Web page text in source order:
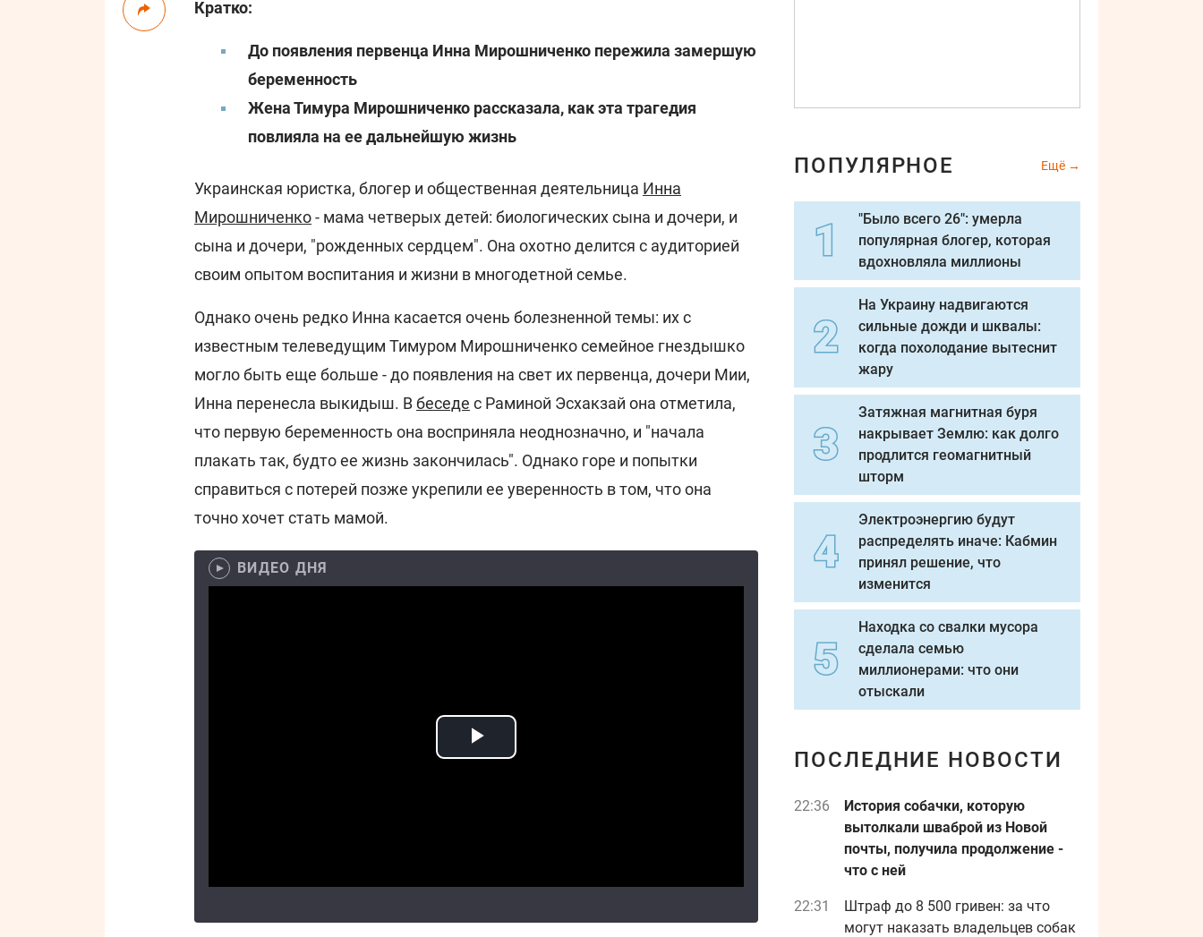
Кратко:
До появления первенца Инна Мирошниченко пережила замершую
беременность
Жена Тимура Мирошниченко рассказала, как эта трагедия
повлияла на ее дальнейшую жизнь
Украинская юристка, блогер и общественная деятельница Инна
Мирошниченко- мама четверых детей: биологических сына и дочери, и
сына и дочери, "рожденных сердцем". Она охотно делится с аудиторией
своим опытом воспитания и жизни в многодетной семье.
Однако очень редко Инна касается очень болезненной темы: их с
известным телеведущим Тимуром Мирошниченко семейное гнездышко
могло быть еще больше - до появления на свет их первенца, дочери Мии,
Инна перенесла выкидыш. Вбеседе с Раминой Эсхакзай она отметила,
что первую беременность она восприняла неоднозначно, и "начала
плакать так, будто ее жизнь закончилась". Однако горе и попытки
справиться с потерей позже укрепили ее уверенность в том, что она
точно хочет стать мамой.
ВИДЕО ДНЯ
ПОПУЛЯРНОЕ Ещё
"Было всего 26": умерла
популярная блогер, которая
вдохновляла миллионы
На Украину надвигаются
сильные дожди и шквалы:
когда похолодание вытеснит
жару
Затяжная магнитная буря
накрывает Землю: как долго
продлится геомагнитный
шторм
Электроэнергию будут
распределять иначе: Кабмин
принял решение, что
изменится
Находка со свалки мусора
сделала семью
миллионерами: что они
отыскали
ПОСЛЕДНИЕ НОВОСТИ
22:36
История собачки, которую
вытолкали шваброй из Новой
почты, получила продолжение -
что с ней
22:31
Штраф до 8 500 гривен: за что
могут наказать владельцев собак